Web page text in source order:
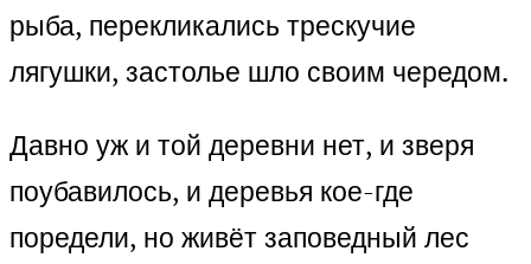
рыба, перекликались трескучие
лягушки, застолье шло своим чередом.
Давно уж и той деревни нет, и зверя
поубавилось, и деревья кое-где
поредели, но живёт заповедный лес